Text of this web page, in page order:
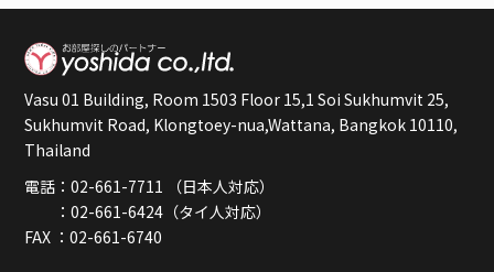
Vasu 01 Building, Room 1503 Floor 15,1 Soi Sukhumvit 25,
Sukhumvit Road, Klongtoey-nua,Wattana, Bangkok 10110,
Thailand
電話：02-661-7711 （日本人対応）
：02-661-6424（タイ人対応）
FAX ：02-661-6740